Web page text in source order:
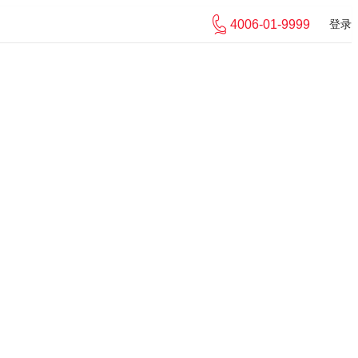
4006-01-9999 登录